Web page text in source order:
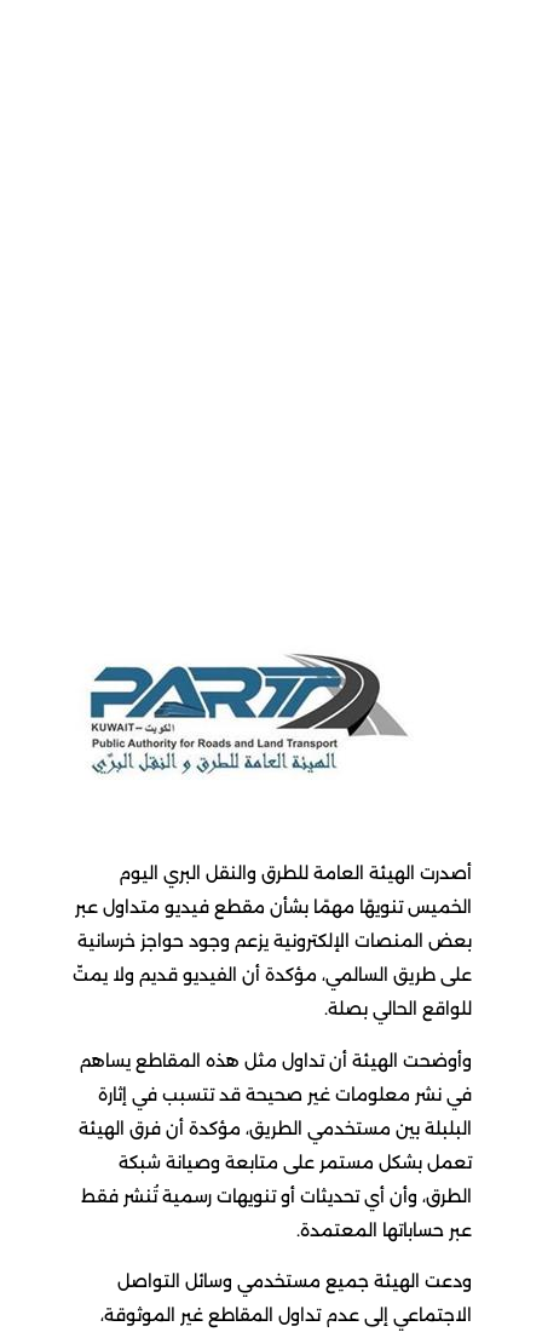
أصدرت الهيئة العامة للطرق والنقل البري اليوم
الخميس تنويهًا مهمًا بشأن مقطع فيديو متداول عبر
بعض المنصات الإلكترونية يزعم وجود حواجز خرسانية
على طريق السالمي، مؤكدة أن الفيديو قديم ولا يمتّ
للواقع الحالي بصلة.
وأوضحت الهيئة أن تداول مثل هذه المقاطع يساهم
في نشر معلومات غير صحيحة قد تتسبب في إثارة
البلبلة بين مستخدمي الطريق، مؤكدة أن فرق الهيئة
تعمل بشكل مستمر على متابعة وصيانة شبكة
الطرق، وأن أي تحديثات أو تنويهات رسمية تُنشر فقط
عبر حساباتها المعتمدة.
ودعت الهيئة جميع مستخدمي وسائل التواصل
الاجتماعي إلى عدم تداول المقاطع غير الموثوقة،